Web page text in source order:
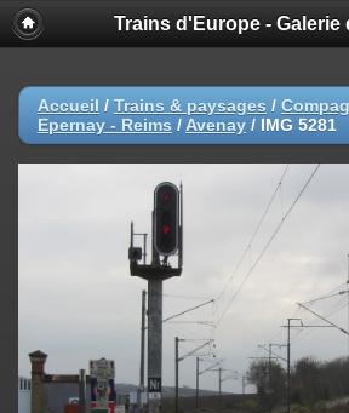
Trains d'Europe - Galerie
Accueil / Trains & paysages /
Epernay - Reims / Avenay / IMG 5281